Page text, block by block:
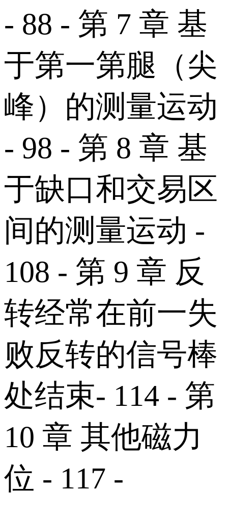
- 88 - 第 7 章 基
于第一第腿（尖
峰）的测量运动
- 98 - 第 8 章 基
于缺口和交易区
间的测量运动 -
108 - 第 9 章 反
转经常在前一失
败反转的信号棒
处结束- 114 - 第
10 章 其他磁力
位 - 117 -